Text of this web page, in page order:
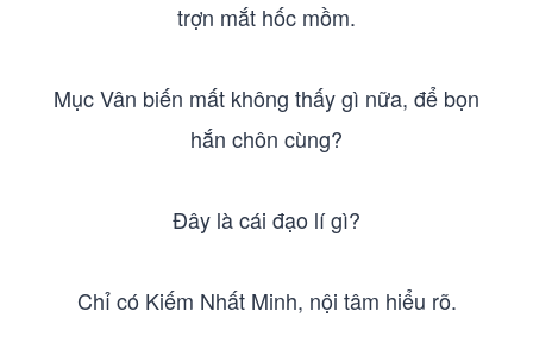
trợn mắt hốc mồm.
Mục Vân biến mất không thấy gì nữa, để bọn
hắn chôn cùng?
Đây là cái đạo lí gì?
Chỉ có Kiếm Nhất Minh, nội tâm hiểu rõ.